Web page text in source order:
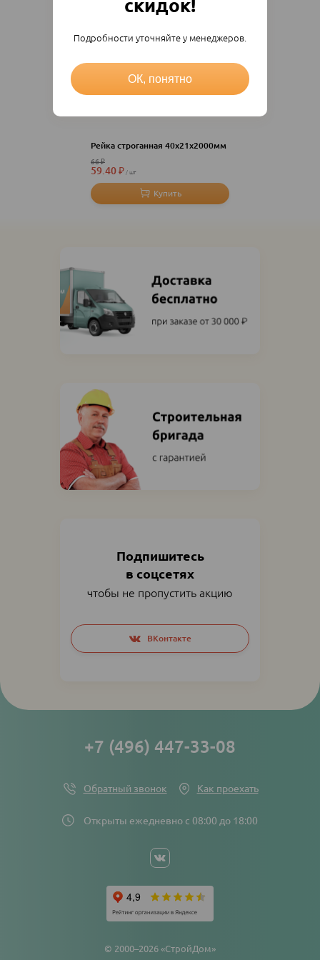
Подпишитесь
в соцсетях
чтобы не пропустить акцию
Social
networks
links
ВКонтакте
Рейка строганная 40х21х2000мм
66₽
59.40₽ шт
Открыты ежедневно с 08:00 до 18:00
+7 (496) 447-33-08
Обратный звонок Как проехать
Social
links
© 2000–2026 «СтройДом»
скидок!
Подробности уточняйте у менеджеров.
ОК, понятно